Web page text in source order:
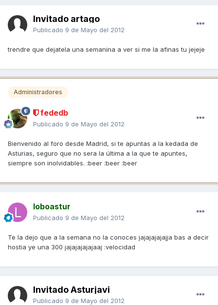
Invitado artago
Publicado 9 de Mayo del 2012
trendre que dejatela una semanina a ver si me la afinas tu jejeje
Administradores
fededb
Publicado 9 de Mayo del 2012
Bienvenido al foro desde Madrid, si te apuntas a la kedada de
Asturias, seguro que no sera la última a la que te apuntes,
siempre son inolvidables. :beer :beer :beer
loboastur
Publicado 9 de Mayo del 2012
Te la dejo que a la semana no la conoces jajajajajajja bas a decir
hostia ye una 300 jajajajajajaaj :velocidad
Invitado Asturjavi
Publicado 9 de Mayo del 2012